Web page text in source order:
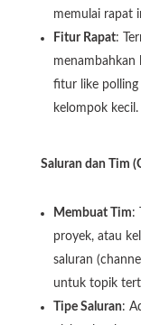
memulai rapat
Fitur Rapat:
menambahkan
fitur like
kelompok kecil.
Saluran dan Tim
Membuat Tim:
proyek, atau
saluran
untuk topik
Tipe Saluran: